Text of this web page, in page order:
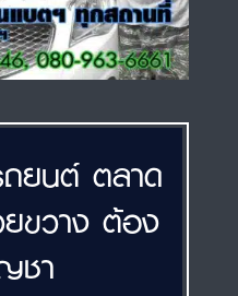
ถยนต์ ตลาด
ขวาง ต้อง
ชา